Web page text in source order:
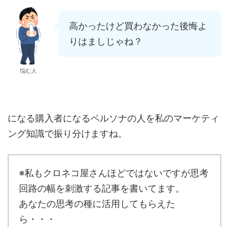
悩む人
高かったけど買わなかった後悔よ
りはましじゃね？
になる購入者になるペルソナの人を私のマーケティ
ング知識で振り分けますね。
※私もクロネコ屋さんほどではないですが思考
回路の幅を刺激する記事を書いてます。
あなたの思考の種に活用してもらえた
ら・・・